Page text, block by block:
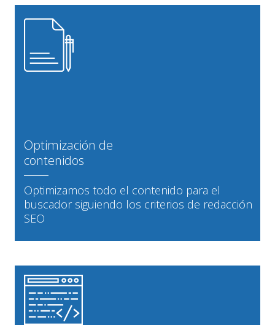
Optimización de
contenidos
Optimizamos todo el contenido para el
buscador siguiendo los criterios de redacción
SEO